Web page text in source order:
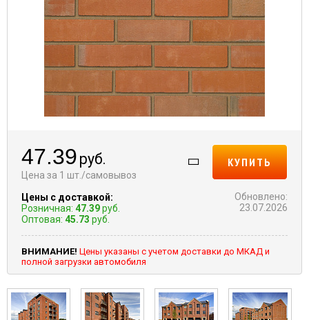
47.39 руб.
Цена за 1 шт./самовывоз
Цены с доставкой:
Розничная: 47.39руб.
Оптовая: 45.73 руб.
КУПИТЬ
Обновлено:
23.07.2026
ВНИМАНИЕ! Цены указаны с учетом доставки до МКАД и
полной загрузки автомобиля